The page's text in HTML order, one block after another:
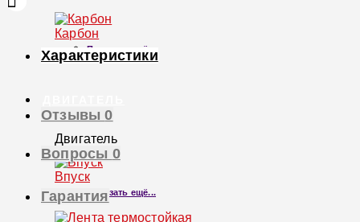
Карбон
Показать ещё...
Двигатель
×
Впуск
Показать ещё...
Характеристики
Отзывы0
Вопросы 0
Гарантия